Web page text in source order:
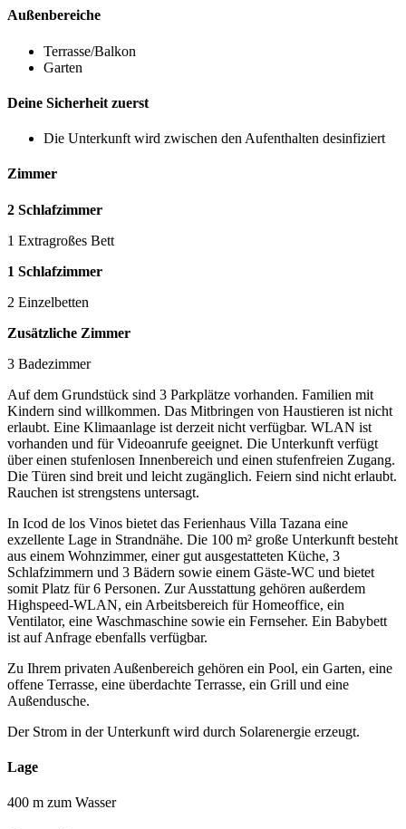
Außenbereiche
Terrasse/Balkon
Garten
Deine Sicherheit zuerst
Die Unterkunft wird zwischen den Aufenthalten desinfiziert
Zimmer
2 Schlafzimmer
1 Extragroßes Bett
1 Schlafzimmer
2 Einzelbetten
Zusätzliche Zimmer
3 Badezimmer
Auf dem Grundstück sind 3 Parkplätze vorhanden. Familien mit
Kindern sind willkommen. Das Mitbringen von Haustieren ist nicht
erlaubt. Eine Klimaanlage ist derzeit nicht verfügbar. WLAN ist
vorhanden und für Videoanrufe geeignet. Die Unterkunft verfügt
über einen stufenlosen Innenbereich und einen stufenfreien Zugang.
Die Türen sind breit und leicht zugänglich. Feiern sind nicht erlaubt.
Rauchen ist strengstens untersagt.
In Icod de los Vinos bietet das Ferienhaus Villa Tazana eine
exzellente Lage in Strandnähe. Die 100 m² große Unterkunft besteht
aus einem Wohnzimmer, einer gut ausgestatteten Küche, 3
Schlafzimmern und 3 Bädern sowie einem Gäste-WC und bietet
somit Platz für 6 Personen. Zur Ausstattung gehören außerdem
Highspeed-WLAN, ein Arbeitsbereich für Homeoffice, ein
Ventilator, eine Waschmaschine sowie ein Fernseher. Ein Babybett
ist auf Anfrage ebenfalls verfügbar.
Zu Ihrem privaten Außenbereich gehören ein Pool, ein Garten, eine
offene Terrasse, eine überdachte Terrasse, ein Grill und eine
Außendusche.
Der Strom in der Unterkunft wird durch Solarenergie erzeugt.
Lage
400 m zum Wasser